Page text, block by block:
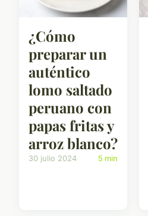
¿Cómo
preparar un
auténtico
lomo saltado
peruano con
papas fritas y
arroz blanco?
30 julio 2024 5 min